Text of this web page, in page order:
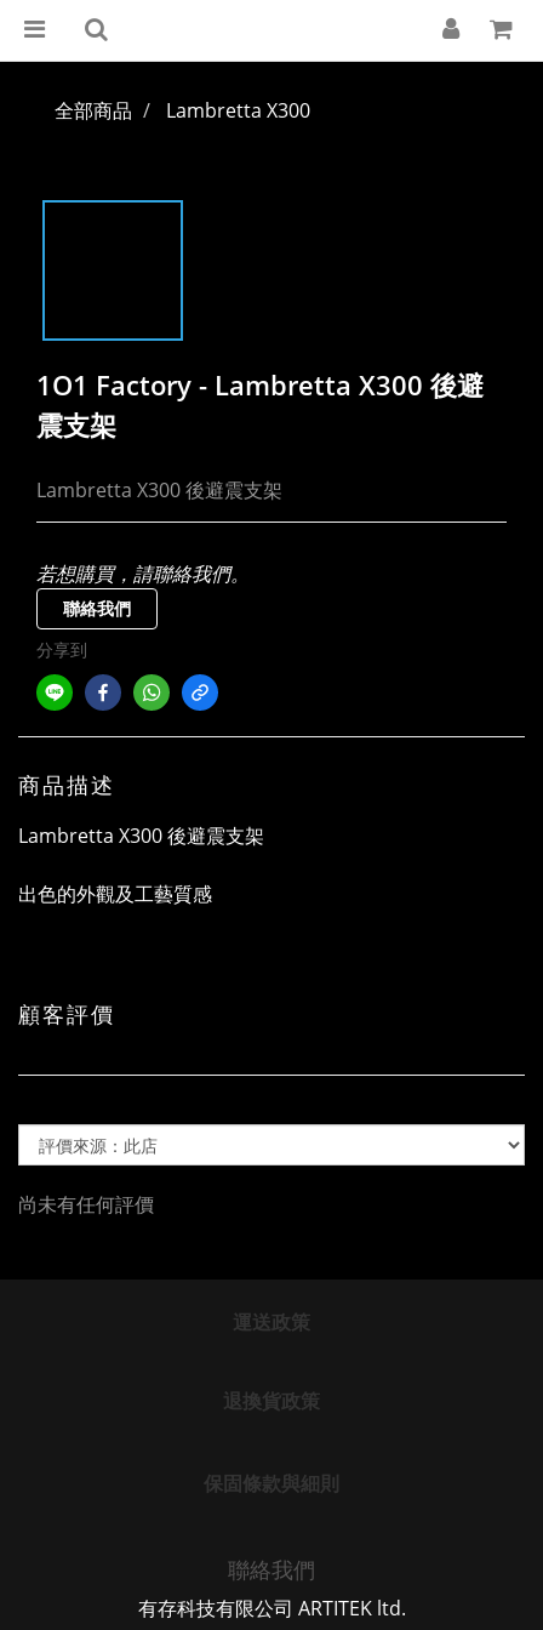
全部商品 Lambretta X300
1O1 Factory - Lambretta X300 後避
震支架
Lambretta X300 後避震支架
若想購買，請聯絡我們。
聯絡我們
分享到
商品描述
Lambretta X300 後避震支架
出色的外觀及工藝質感
顧客評價
尚未有任何評價
運送政策
退換貨政策
保固條款與細則
聯絡我們
有存科技有限公司 ARTITEK ltd.